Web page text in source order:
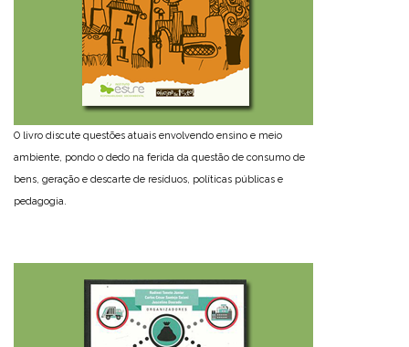
O livro discute questões atuais envolvendo ensino e meio
ambiente, pondo o dedo na ferida da questão de consumo de
bens, geração e descarte de resíduos, políticas públicas e
pedagogia.